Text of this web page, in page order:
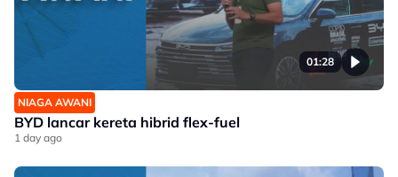
01:28
NIAGA AWANI
BYD lancar kereta hibrid flex-fuel
1 day ago